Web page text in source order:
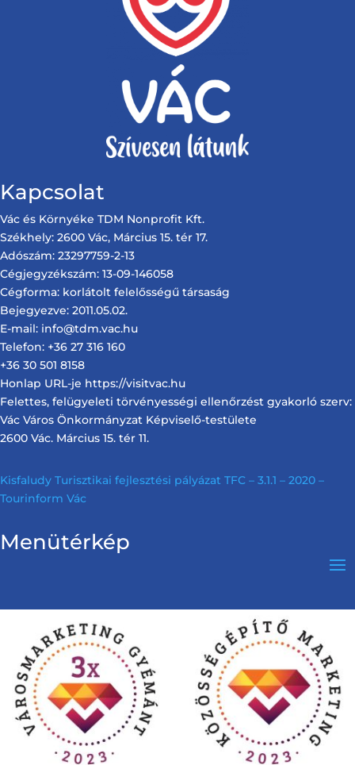
Kapcsolat
Vác és Környéke TDM Nonprofit Kft.
Székhely: 2600 Vác, Március 15. tér 17.
Adószám: 23297759-2-13
Cégjegyzékszám: 13-09-146058
Cégforma: korlátolt felelősségű társaság
Bejegyezve: 2011.05.02.
E-mail: info@tdm.vac.hu
Telefon: +36 27 316 160
+36 30 501 8158
Honlap URL-je https://visitvac.hu
Felettes, felügyeleti törvényességi ellenőrzést gyakorló szerv:
Vác Város Önkormányzat Képviselő-testülete
2600 Vác. Március 15. tér 11.
Kisfaludy Turisztikai fejlesztési pályázat TFC – 3.1.1 – 2020 –
Tourinform Vác
Menütérkép